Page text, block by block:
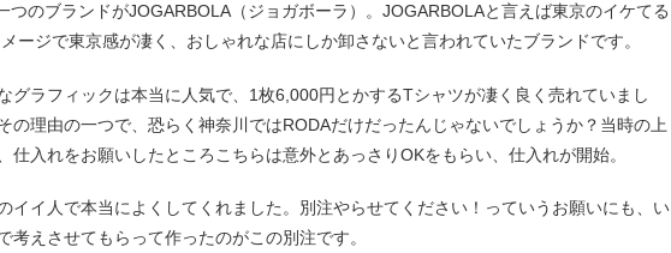
のブランドがJOGARBOLA（ジョガボーラ）。JOGARBOLAと言えば東京のイケてる
ージで東京感が凄く、おしゃれな店にしか卸さないと言われていたブランドです。
グラフィックは本当に人気で、1枚6,000円とかするTシャツが凄く良く売れていまし
の理由の一つで、恐らく神奈川ではRODAだけだったんじゃないでしょうか？当時の上
入れをお願いしたところこちらは意外とあっさりOKをもらい、仕入れが開始。
イイ人で本当によくしてくれました。別注やらせてください！っていうお願いにも、い
えさせてもらって作ったのがこの別注です。